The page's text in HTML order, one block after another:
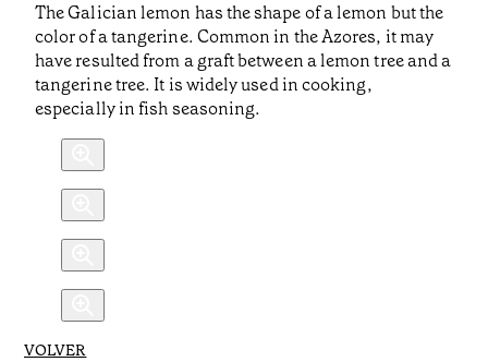
The Galician lemon has the shape of a lemon but the
color of a tangerine. Common in the Azores, it may
have resulted from a graft between a lemon tree and a
tangerine tree. It is widely used in cooking,
especially in fish seasoning.
VOLVER